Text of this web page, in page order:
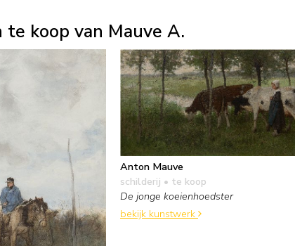
koop van Mauve A.
Anton Mauve
schilderij • te koop
De jonge koeienhoedster
bekijk kunstwerk